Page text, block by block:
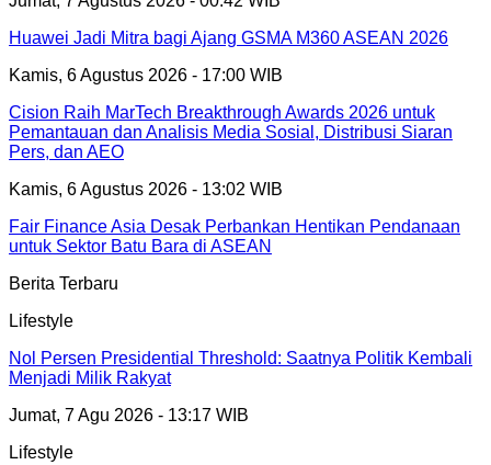
Huawei Jadi Mitra bagi Ajang GSMA M360 ASEAN 2026
Kamis, 6 Agustus 2026 - 17:00 WIB
Cision Raih MarTech Breakthrough Awards 2026 untuk
Pemantauan dan Analisis Media Sosial, Distribusi Siaran
Pers, dan AEO
Kamis, 6 Agustus 2026 - 13:02 WIB
Fair Finance Asia Desak Perbankan Hentikan Pendanaan
untuk Sektor Batu Bara di ASEAN
Berita Terbaru
Lifestyle
Nol Persen Presidential Threshold: Saatnya Politik Kembali
Menjadi Milik Rakyat
Jumat, 7 Agu 2026 - 13:17 WIB
Lifestyle